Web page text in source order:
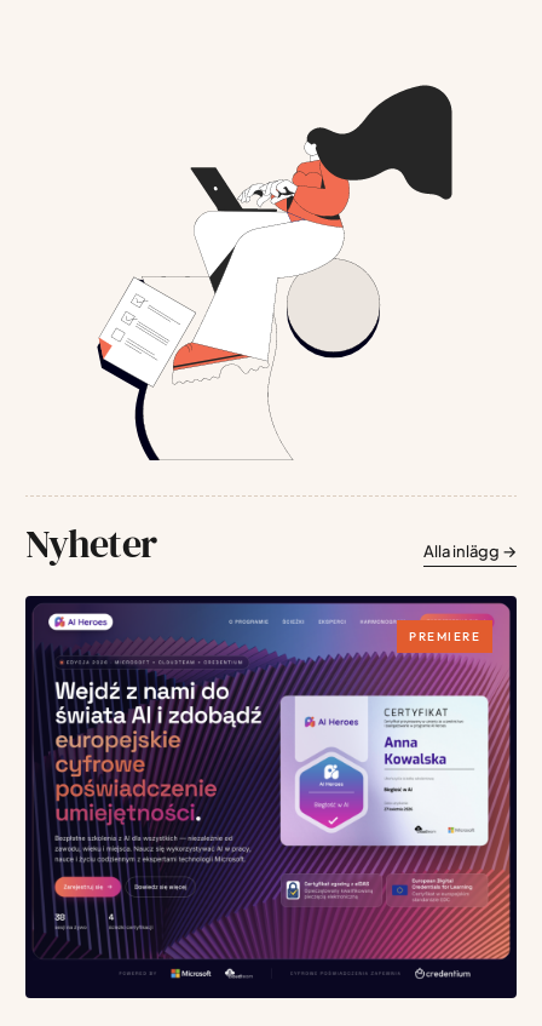
Nyheter Alla inlägg →
PREMIERE